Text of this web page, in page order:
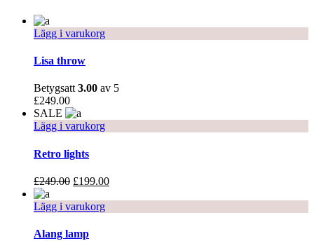
Lägg i varukorg
Lisa throw
Betygsatt3.00 av 5
£249.00
SALE
Lägg i varukorg
Retro lights
£249.00 £199.00
Lägg i varukorg
Alang lamp